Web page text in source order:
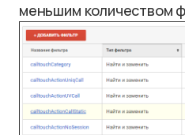
меньшим количеством